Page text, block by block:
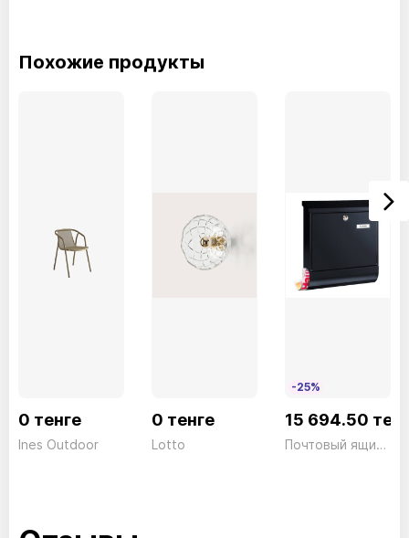
M028Темная латунь
Похожие продукты
0 тенге
Ines Outdoor
0 тенге
Lotto
-25%
15 694.50
Почтовый ящик + коробка Set Vario 86720 S